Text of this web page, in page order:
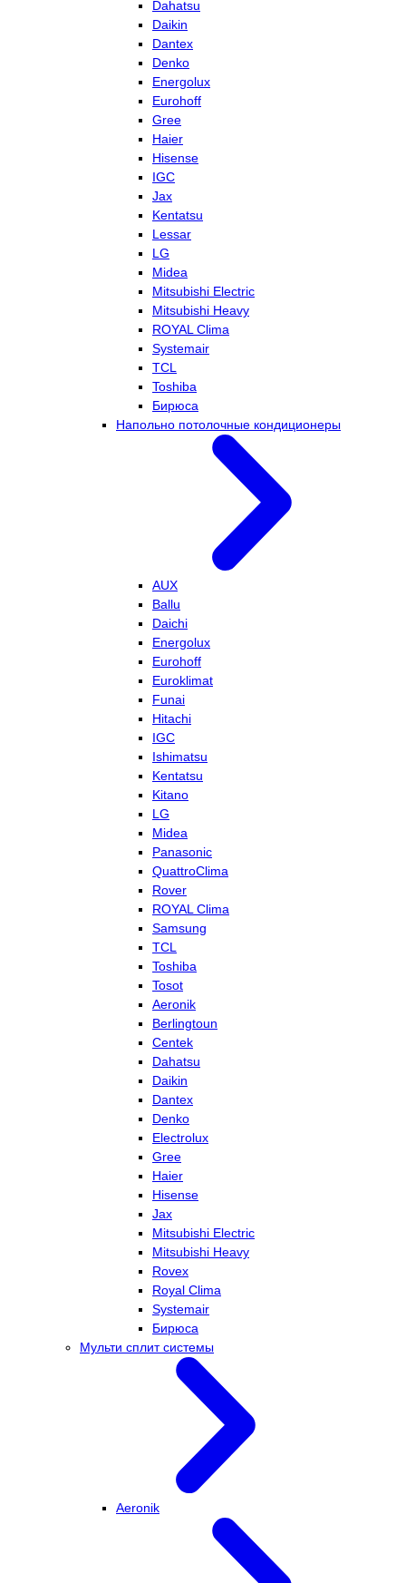
Dahatsu
Daikin
Dantex
Denko
Energolux
Eurohoff
Gree
Haier
Hisense
IGC
Jax
Kentatsu
Lessar
LG
Midea
Mitsubishi Electric
Mitsubishi Heavy
ROYAL Clima
Systemair
TCL
Toshiba
Бирюса
Напольно потолочные кондиционеры
AUX
Ballu
Daichi
Energolux
Eurohoff
Euroklimat
Funai
Hitachi
IGC
Ishimatsu
Kentatsu
Kitano
LG
Midea
Panasonic
QuattroClima
Rover
ROYAL Clima
Samsung
TCL
Toshiba
Tosot
Aeronik
Berlingtoun
Centek
Dahatsu
Daikin
Dantex
Denko
Electrolux
Gree
Haier
Hisense
Jax
Mitsubishi Electric
Mitsubishi Heavy
Rovex
Royal Clima
Systemair
Бирюса
Мульти сплит системы
Aeronik